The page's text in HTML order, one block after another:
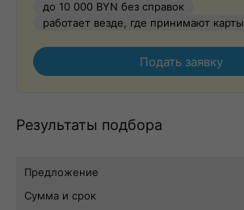
до 10 000 BYN без справок
работает везде, где принимают карты
Подать заявку
Результаты подбора
Предложение
Сумма и срок